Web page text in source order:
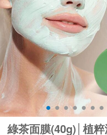
綠茶面膜(40g)│植